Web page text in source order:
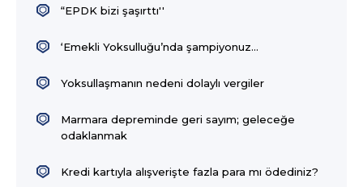
“EPDK bizi şaşırttı''
‘Emekli Yoksulluğu’nda şampiyonuz…
Yoksullaşmanın nedeni dolaylı vergiler
Marmara depreminde geri sayım; geleceğe
odaklanmak
Kredi kartıyla alışverişte fazla para mı ödediniz?